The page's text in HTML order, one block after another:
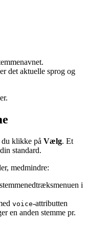
det aktuelle sprog og
du klikke på Vælg. Et
standard.
medmindre:
i
voice-attributten
en anden stemme pr.